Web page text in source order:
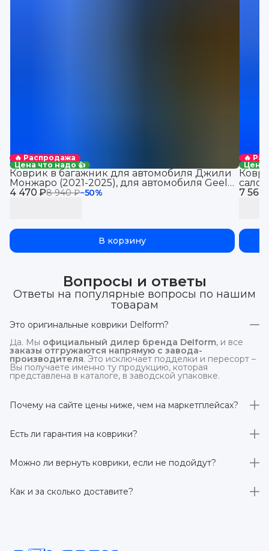
🔥 Распродажа
Цена что надо 👍
4 470 ₽8 940 ₽−50%
Коврик в багажник для автомобиля Джили
Монжаро (2021-2025), для автомобиля Geely
Monjaro, EVA 3D
В корзину
🔥
Цена
7 560
Вопросы и ответы
Ответы на популярные вопросы по нашим
товарам
Это оригинальные коврики Delform?
Да. Мы официальный дилер бренда Delform, и все
заказы отгружаются напрямую с завода-
производителя. Это исключает подделки и пересорт –
Вы получаете именно ту продукцию, которая
представлена в каталоге, в заводской упаковке.
Почему на сайте цены ниже, чем на маркетплейсах?
отгрузка идётнапрямую со склада производителя
без посредников.
Есть ли гарантия на коврики?
производителя 3 года. Если в течение этого срока
обнаружится производственный дефект – заменим
Можно ли вернуть коврики, если не подойдут?
заказанного дистанционно,без объяснения причин –
при условии сохранения товарного вида. Если коврик не
Как и за сколько доставите?